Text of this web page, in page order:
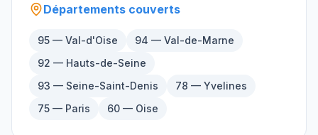
Départements couverts
95 — Val-d'Oise
94 — Val-de-Marne
92 — Hauts-de-Seine
93 — Seine-Saint-Denis
78 — Yvelines
75 — Paris
60 — Oise